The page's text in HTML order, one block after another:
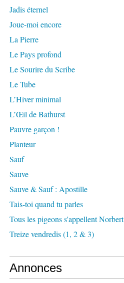
Jadis éternel
Joue-moi encore
La Pierre
Le Pays profond
Le Sourire du Scribe
Le Tube
L’Hiver minimal
L’Œil de Bathurst
Pauvre garçon !
Planteur
Sauf
Sauve
Sauve & Sauf : Apostille
Tais-toi quand tu parles
Tous les pigeons s'appellent Norbert
Treize vendredis (1, 2 & 3)
Annonces